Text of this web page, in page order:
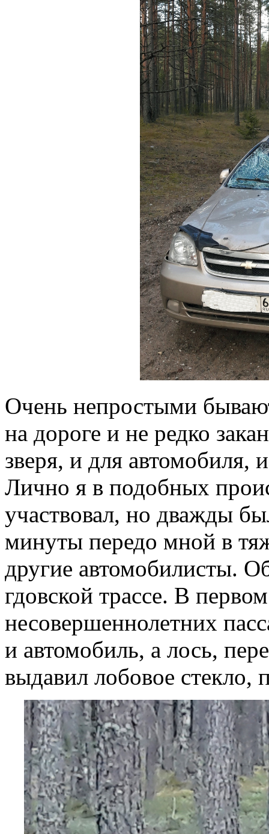
Очень непростыми
на дороге и не редко
зверя, и для автомобиля,
Лично я в подобных
участвовал, но дважды
минуты передо мной в
другие автомобилисты.
гдовской трассе. В
несовершеннолетних
и автомобиль, а лось,
выдавил лобовое